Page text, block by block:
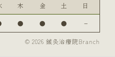
木 金 土 日
● ● ● −
© 2026 鍼灸治療院Branch